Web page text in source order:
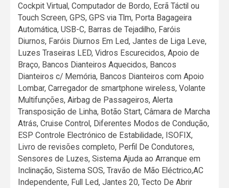
Cockpit Virtual, Computador de Bordo, Ecrã Táctil ou
Touch Screen, GPS, GPS via Tlm, Porta Bagageira
Automática, USB-C, Barras de Tejadilho, Faróis
Diurnos, Faróis Diurnos Em Led, Jantes de Liga Leve,
Luzes Traseiras LED, Vidros Escurecidos, Apoio de
Braço, Bancos Dianteiros Aquecidos, Bancos
Dianteiros c/ Memória, Bancos Dianteiros com Apoio
Lombar, Carregador de smartphone wireless, Volante
Multifunções, Airbag de Passageiros, Alerta
Transposição de Linha, Botão Start, Câmara de Marcha
Atrás, Cruise Control, Diferentes Modos de Condução,
ESP Controle Electrónico de Estabilidade, ISOFIX,
Livro de revisões completo, Perfil De Condutores,
Sensores de Luzes, Sistema Ajuda ao Arranque em
Inclinação, Sistema SOS, Travão de Mão Eléctrico,AC
Independente, Full Led, Jantes 20, Tecto De Abrir